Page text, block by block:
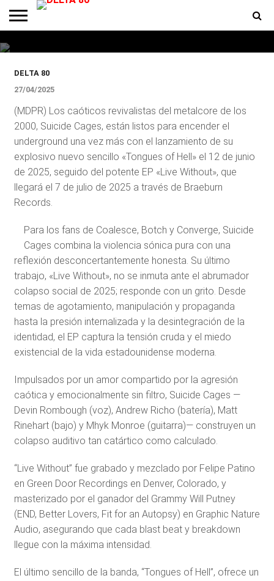
PREMIOS
PRODUCCIONES
PROGRAMACION
CONTACTO
HOMEPAGE
de junio como adelanto del EP
que se viene
DELTA 80
27/04/2025
(MDPR) Los caóticos revivalistas del metalcore de los
2000, Suicide Cages, están listos para encender el
underground una vez más con el lanzamiento de su
explosivo nuevo sencillo «Tongues of Hell» el 12 de junio
de 2025, seguido del potente EP «Live Without», que
llegará el 7 de julio de 2025 a través de Braeburn
Records.
Para los fans de Coalesce, Botch y Converge, Suicide
Cages combina la violencia sónica pura con una
reflexión desconcertantemente honesta. Su último
trabajo, «Live Without», no se inmuta ante el abrumador
colapso social de 2025; responde con un grito. Desde
temas de agotamiento, manipulación y propaganda
hasta la presión internalizada y la desintegración de la
identidad, el EP captura la tensión cruda y el miedo
existencial de la vida estadounidense moderna.
Impulsados ​​por un amor compartido por la agresión
caótica y emocionalmente sin filtro, Suicide Cages —
Devin Rombough (voz), Andrew Richo (batería), Matt
Rinehart (bajo) y Mhyk Monroe (guitarra)— construyen un
colapso auditivo tan catártico como calculado.
“Live Without” fue grabado y mezclado por Felipe Patino
en Green Door Recordings en Denver, Colorado, y
masterizado por el ganador del Grammy Will Putney
(END, Better Lovers, Fit for an Autopsy) en Graphic Nature
Audio, asegurando que cada blast beat y breakdown
llegue con la máxima intensidad.
El último sencillo de la banda, “Tongues of Hell”, ofrece un